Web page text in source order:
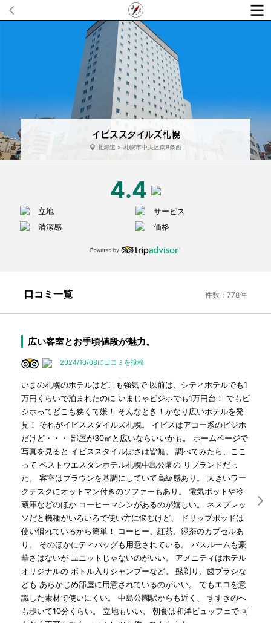
イビススタイルズ札幌
北海道 > 札幌市中央区南8条西
4.4
立地
清潔感
サービス
価格
口コミ一覧 件数：778件
広い客室とお手頃値段が魅力。
2024/10/08に口コミを投稿
いまの札幌のホテルはどこも強気で 以前は、シティホテルでも1
万円くらいで泊まれたのに いまじゃビジホでも1万円台！ でもビ
ジホってどこも狭くて嫌！ そんなとき！かなり広いホテルを発
見！ それがイビススタイルズ札幌。 イビスはアコー系のビジホ
だけど・・・ 部屋が30㎡と広いならいいかも。 ホームページで
写真を見ると イビススタイルぽさは皆無。 調べてみたら、ここ
って ベストウエスタンホテル札幌中島公園の リブランドだっ
た。 客室はブラウンを基調にしていて高級感あり。 大きいワー
クデスクにオットマン付きのソファーもあり。 電気ポットや冷
蔵庫などのほか コーヒーマシンがあるのが嬉しい。 ネスプレッ
ソだと機種がいろいろで使い方に悩むけど、 ドリップポッドは
使い慣れているから簡単！ コーヒー、紅茶、緑茶のカプセルあ
り。 そのほかにティバッグも用意されている。 バスルームも豪
華さはないが ユニットじゃないのがいい。 アメニティはホテル
オリジナルの ボトル入りシャンプーなど。 髭剃り、歯ブラシな
ども あらかじめ部屋に用意されているのがいい。 でもエコを意
識した素材で使いにくい。 中島公園駅からも近く、 すすきのへ
も歩いて10分くらい。 立地もいい。 朝食は和洋ビュッフェで 可